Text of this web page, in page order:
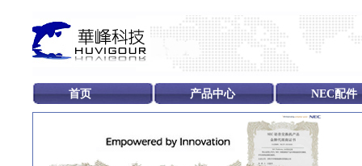
首页 产品中心 NEC配件